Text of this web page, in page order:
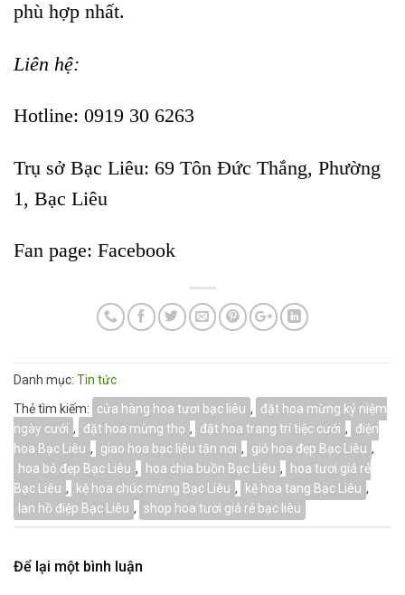
phù hợp nhất.
Liên hệ:
Hotline: 0919 30 6263
Trụ sở Bạc Liêu: 69 Tôn Đức Thắng, Phường
1, Bạc Liêu
Fan page: Facebook
Danh mục: Tin tức
Thẻ tìm kiếm:
cửa hàng hoa tươi bạc liêu ,
đặt hoa mừng kỷ niệm
ngày cưới , đặt hoa mừng thọ , đặt hoa trang trí tiệc cưới ,
điện
hoa Bạc Liêu , giao hoa bạc liêu tận nơi , giỏ hoa đẹp Bạc Liêu ,
hoa bó đẹp Bạc Liêu , hoa chia buồn Bạc Liêu ,
hoa tươi giá rẻ
Bạc Liêu , kệ hoa chúc mừng Bạc Liêu , kệ hoa tang Bạc Liêu ,
lan hồ điệp Bạc Liêu , shop hoa tươi giá rẻ bạc liêu
Để lại một bình luận